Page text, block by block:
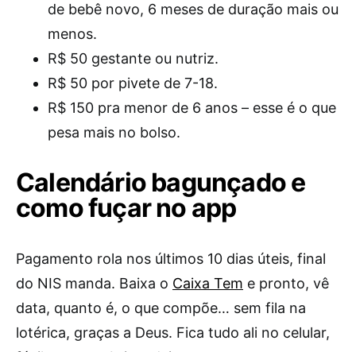
de bebê novo, 6 meses de duração mais ou
menos.
R$ 50 gestante ou nutriz.
R$ 50 por pivete de 7-18.
R$ 150 pra menor de 6 anos – esse é o que
pesa mais no bolso.
Calendário bagunçado e
como fuçar no app
Pagamento rola nos últimos 10 dias úteis, final
do NIS manda. Baixa o Caixa Tem e pronto, vê
data, quanto é, o que compõe… sem fila na
lotérica, graças a Deus. Fica tudo ali no celular,